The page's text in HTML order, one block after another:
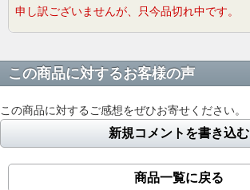
申し訳ございませんが、只今品切れ中です。
この商品に対するお客様の声
この商品に対するご感想をぜひお寄せください。
新規コメントを書き込む
商品一覧に戻る